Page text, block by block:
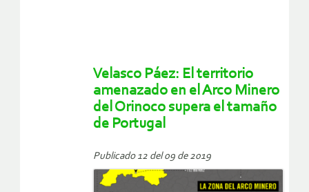
Velasco Páez: El territorio
amenazado en el Arco Minero
del Orinoco supera el tamaño
de Portugal
Publicado 12 del 09 de 2019